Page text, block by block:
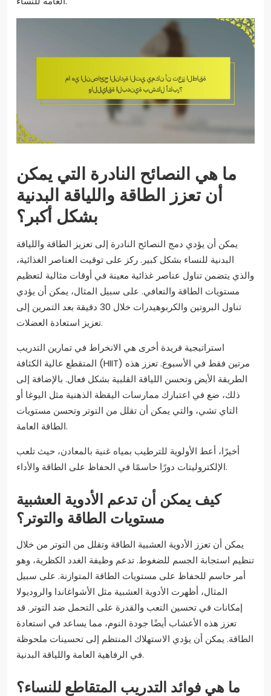
ما هي النصائح النادرة التي يمكن
أن تعزز الطاقة واللياقة البدنية
بشكل أكبر؟
يمكن أن يؤدي دمج النصائح النادرة إلى تعزيز الطاقة واللياقة
البدنية للنساء بشكل كبير. ركز على توقيت العناصر الغذائية،
والذي يتضمن تناول عناصر غذائية معينة في أوقات مثالية لتعظيم
مستويات الطاقة والتعافي. على سبيل المثال، يمكن أن يؤدي
تناول البروتين والكربوهيدرات خلال 30 دقيقة بعد التمرين إلى
تعزيز استعادة العضلات.
استراتيجية فريدة أخرى هي الانخراط في تمارين التدريب
المتقطع عالية الكثافة (HIIT) مرتين فقط في الأسبوع. تعزز هذه
الطريقة الأيض وتحسن اللياقة القلبية بشكل فعال. بالإضافة إلى
ذلك، ضع في اعتبارك ممارسات اليقظة الذهنية مثل اليوغا أو
التاي تشي، والتي يمكن أن تقلل من التوتر وتحسن مستويات
الطاقة العامة.
أخيرًا، أعط الأولوية للترطيب بمياه غنية بالمعادن، حيث تلعب
الإلكتروليتات دورًا حاسمًا في الحفاظ على الطاقة والأداء.
كيف يمكن أن تدعم الأدوية العشبية
مستويات الطاقة والتوتر؟
يمكن أن تعزز الأدوية العشبية الطاقة وتقلل من التوتر من خلال
تنظيم استجابة الجسم للضغوط. تدعم وظيفة الغدد الكظرية، وهو
أمر حاسم للحفاظ على مستويات الطاقة المتوازنة. على سبيل
المثال، أظهرت الأدوية العشبية مثل الأشواغاندا والروديولا
إمكانات في تحسين التعب والقدرة على التحمل ضد التوتر. قد
تعزز هذه الأعشاب أيضًا جودة النوم، مما يساعد في استعادة
الطاقة. يمكن أن يؤدي الاستهلاك المنتظم إلى تحسينات ملحوظة
في الرفاهية العامة واللياقة البدنية.
ما هي فوائد التدريب المتقاطع للنساء؟